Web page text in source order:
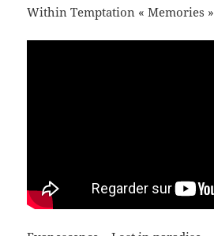
Within Temptation « Memories »